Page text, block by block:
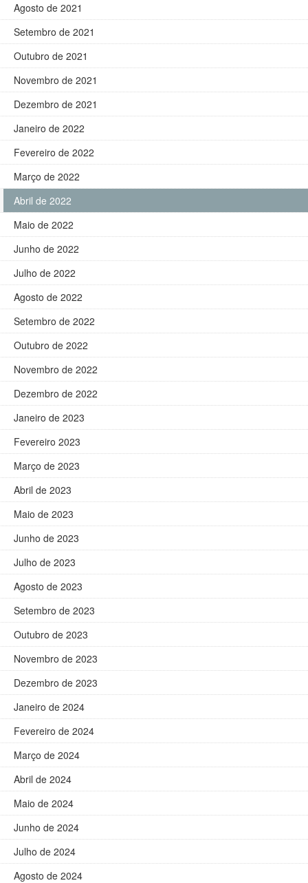
Agosto de 2021
Setembro de 2021
Outubro de 2021
Novembro de 2021
Dezembro de 2021
Janeiro de 2022
Fevereiro de 2022
Março de 2022
Abril de 2022
Maio de 2022
Junho de 2022
Julho de 2022
Agosto de 2022
Setembro de 2022
Outubro de 2022
Novembro de 2022
Dezembro de 2022
Janeiro de 2023
Fevereiro 2023
Março de 2023
Abril de 2023
Maio de 2023
Junho de 2023
Julho de 2023
Agosto de 2023
Setembro de 2023
Outubro de 2023
Novembro de 2023
Dezembro de 2023
Janeiro de 2024
Fevereiro de 2024
Março de 2024
Abril de 2024
Maio de 2024
Junho de 2024
Julho de 2024
Agosto de 2024